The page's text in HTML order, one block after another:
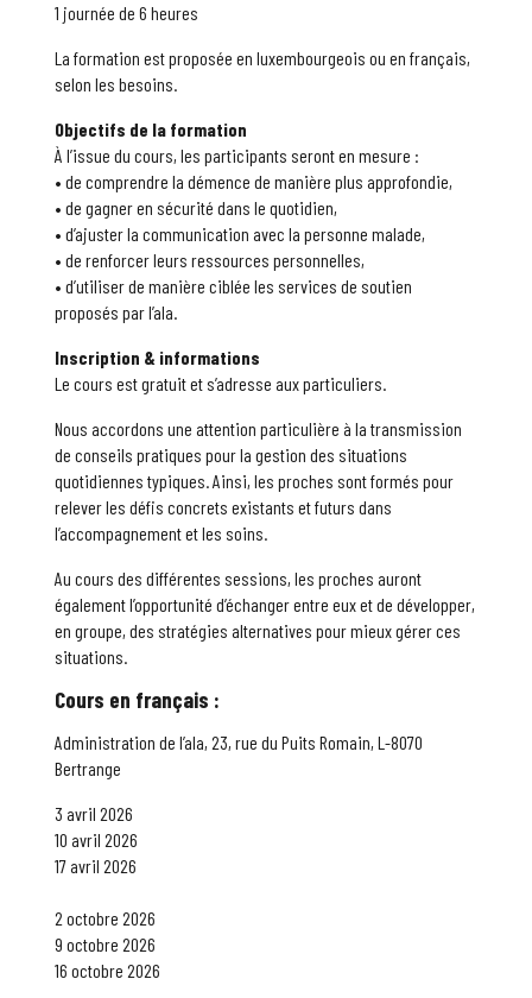
1 journée de 6 heures
La formation est proposée en luxembourgeois ou en français,
selon les besoins.
Objectifs de la formation
À l’issue du cours, les participants seront en mesure :
• de comprendre la démence de manière plus approfondie,
• de gagner en sécurité dans le quotidien,
• d’ajuster la communication avec la personne malade,
• de renforcer leurs ressources personnelles,
• d’utiliser de manière ciblée les services de soutien
proposés par l’ala.
Inscription & informations
Le cours est gratuit et s’adresse aux particuliers.
Nous accordons une attention particulière à la transmission
de conseils pratiques pour la gestion des situations
quotidiennes typiques. Ainsi, les proches sont formés pour
relever les défis concrets existants et futurs dans
l’accompagnement et les soins.
Au cours des différentes sessions, les proches auront
également l’opportunité d’échanger entre eux et de développer,
en groupe, des stratégies alternatives pour mieux gérer ces
situations.
Cours en français :
Administration de l’ala, 23, rue du Puits Romain, L-8070
Bertrange
3 avril 2026
10 avril 2026
17 avril 2026
2 octobre 2026
9 octobre 2026
16 octobre 2026